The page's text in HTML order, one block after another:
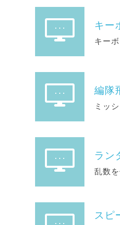
キー
キー
編隊
ミッ
ラン
乱数
スピ